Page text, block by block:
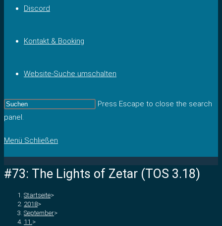
Discord
Kontakt & Booking
Website-Suche umschalten
Press Escape to close the search
panel.
Menü Schließen
#73: The Lights of Zetar (TOS 3.18)
Startseite>
2018>
September>
11. >